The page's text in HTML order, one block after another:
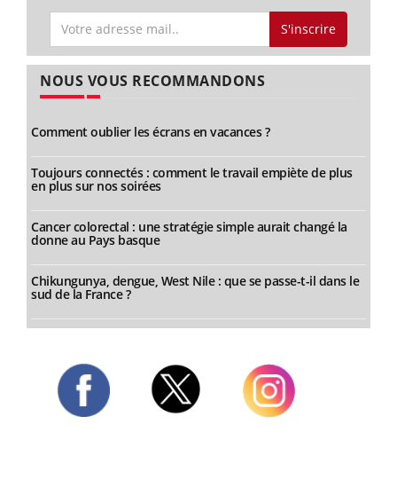
S'inscrire
NOUS VOUS RECOMMANDONS
Comment oublier les écrans en vacances ?
Toujours connectés : comment le travail empiète de plus
en plus sur nos soirées
Cancer colorectal : une stratégie simple aurait changé la
donne au Pays basque
Chikungunya, dengue, West Nile : que se passe-t-il dans le
sud de la France ?